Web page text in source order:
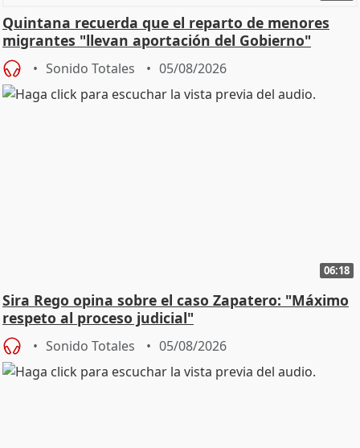
Quintana recuerda que el reparto de menores
migrantes "llevan aportación del Gobierno"
central
Sonido Totales 05/08/2026
06:18
Sira Rego opina sobre el caso Zapatero: "Máximo
respeto al proceso judicial"
Sonido Totales 05/08/2026